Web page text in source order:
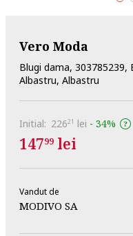
Vero Moda
Blugi dama, 303785239,
Albastru, Albastru
Initial: 22621 lei - 34%
14799 lei
Vandut de
MODIVO SA